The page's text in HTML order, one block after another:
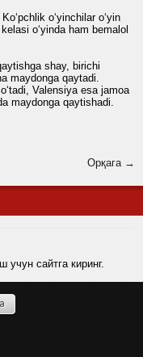
o‘yinchilar o‘yin
o‘yinda ham bemalol
shay, birichi
maydonga qaytadi.
Valensiya esa jamoa
maydonga qaytishadi.
Орқага →
сайтга киринг.